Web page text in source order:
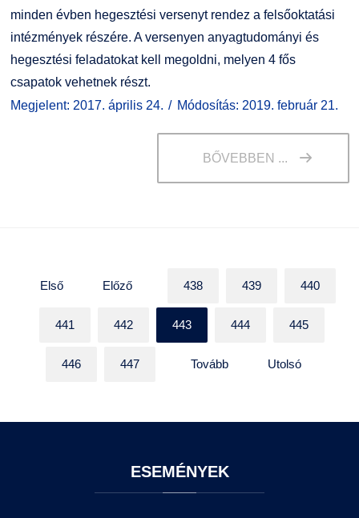
minden évben hegesztési versenyt rendez a felsőoktatási
intézmények részére. A versenyen anyagtudományi és
hegesztési feladatokat kell megoldni, melyen 4 fős
csapatok vehetnek részt.
Megjelent: 2017. április 24.
Módosítás: 2019. február 21.
BŐVEBBEN ...
Első Előző 438 439 440
441 442 443 444 445
446 447 Tovább Utolsó
ESEMÉNYEK